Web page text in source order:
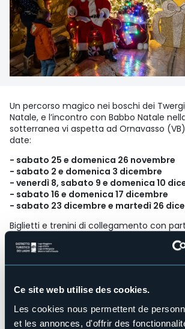
Ce site web utilise des cookies.
Les cookies nous permettent de
et les annonces, d'offrir des
Un percorso magico nei boschi dei
Natale, e l’incontro con Babbo Natale
sotterranea vi aspetta ad Ornavasso
date:
- sabato 25 e domenica 26 novembre
- sabato 2 e domenica 3 dicembre
- venerdì 8, sabato 9 e domenica 10
- sabato 16 e domenica 17 dicembre
- sabato 23 dicembre e martedì 26
Biglietti e trenini di collegamento con
Orari biglietteria sul posto
dalle 9:30 alle
qui sottostanti.